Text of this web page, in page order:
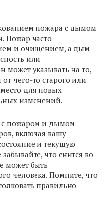
пожара с дымом
Пожар часто
и очищением, а дым
или
может указывать на то,
чего-то старого или
для новых
изменений.
с пожаром и дымом
включая вашу
и текущую
что снится во
может быть
человека. Помните, что
правильно